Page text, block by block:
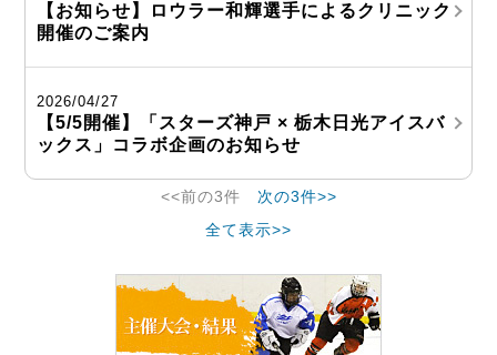
【お知らせ】ロウラー和輝選手によるクリニック
開催のご案内
2026/04/27
【5/5開催】「スターズ神戸 × 栃木日光アイスバ
ックス」コラボ企画のお知らせ
<<前の3件 次の3件>>
全て表示>>